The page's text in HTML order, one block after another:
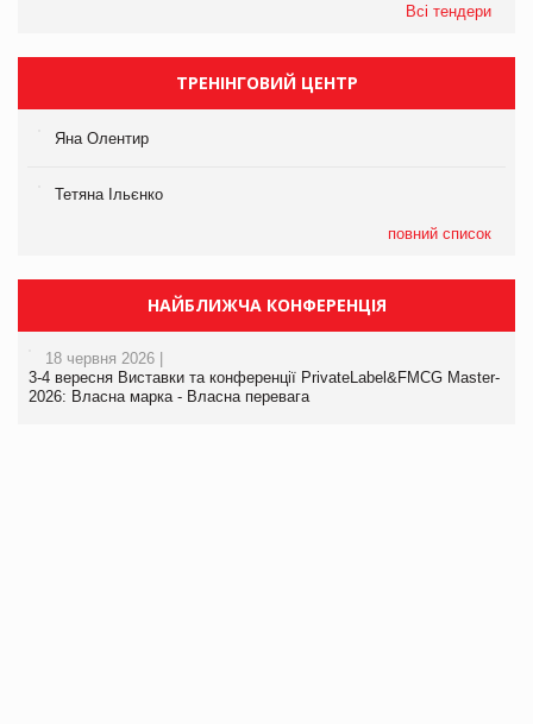
Всі тендери
ТРЕНІНГОВИЙ ЦЕНТР
Яна Олентир
Тетяна Ільєнко
повний список
НАЙБЛИЖЧА КОНФЕРЕНЦІЯ
18 червня 2026 |
3-4 вересня Виставки та конференції PrivateLabel&FMCG Master-
2026: Власна марка - Власна перевага